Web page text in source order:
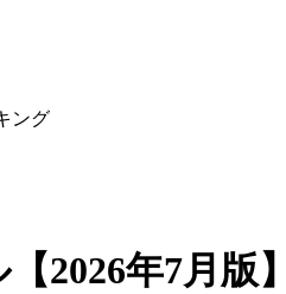
ング
【2026年7月版】